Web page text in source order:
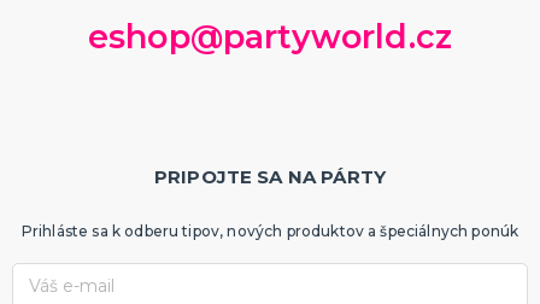
eshop@partyworld.cz
PRIPOJTE SA NA PÁRTY
Prihláste sa k odberu tipov, nových produktov a špeciálnych ponúk